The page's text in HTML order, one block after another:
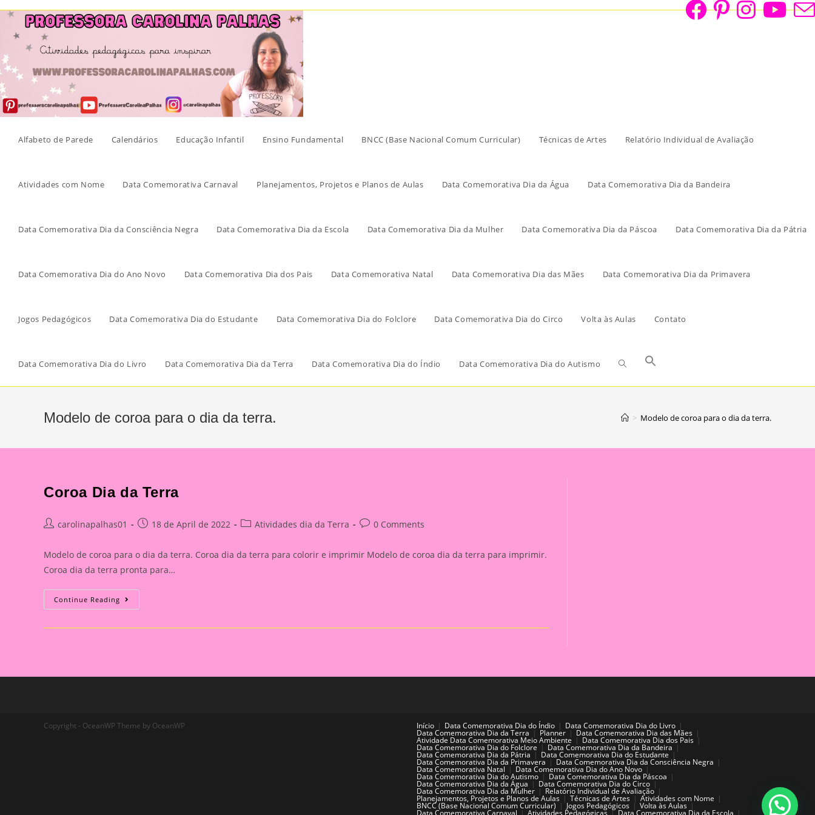
Skip
content
Alfabeto de Parede Calendários Educação Infantil Ensino Fundamental BNCC (Base Nacional Comum Curricular) Técnicas de Artes Relatório Individual de Avaliação
Atividades com Nome Data Comemorativa Carnaval Planejamentos, Projetos e Planos de Aulas Data Comemorativa Dia da Água Data Comemorativa Dia da Bandeira
Data Comemorativa Dia da Consciência Negra Data Comemorativa Dia da Escola Data Comemorativa Dia da Mulher Data Comemorativa Dia da Páscoa Data Comemorativa Dia da Pátria
Data Comemorativa Dia do Ano Novo Data Comemorativa Dia dos Pais Data Comemorativa Natal Data Comemorativa Dia das Mães Data Comemorativa Dia da Primavera
Jogos Pedagógicos Data Comemorativa Dia do Estudante Data Comemorativa Dia do Folclore Data Comemorativa Dia do Circo Volta às Aulas Contato
Data Comemorativa Dia do Livro Data Comemorativa Dia da Terra Data Comemorativa Dia do Índio Data Comemorativa Dia do Autismo
Modelo de coroa para o dia da terra. > Modelo de coroa para o dia da terra.
Coroa Dia da Terra
Postcarolinapalhas01
Post18 de April de 2022
PostAtividades dia da Terra
Post0 Comments
Modelo de coroa para o dia da terra. Coroa dia da terra para colorir e imprimir Modelo de coroa dia da terra para imprimir.
Coroa dia da terra pronta para…
Continue Reading Coroa
Dia
Terra
Início Data Comemorativa Dia do Índio Data Comemorativa Dia do Livro
Data Comemorativa Dia da Terra Planner Data Comemorativa Dia das Mães
Atividade Data Comemorativa Meio Ambiente Data Comemorativa Dia dos Pais
Data Comemorativa Dia do Folclore Data Comemorativa Dia da Bandeira
Data Comemorativa Dia da Pátria Data Comemorativa Dia do Estudante
Data Comemorativa Dia da Primavera Data Comemorativa Dia da Consciência Negra
Data Comemorativa Natal Data Comemorativa Dia do Ano Novo
Data Comemorativa Dia do Autismo Data Comemorativa Dia da Páscoa
Data Comemorativa Dia da Água Data Comemorativa Dia do Circo
Data Comemorativa Dia da Mulher Relatório Individual de Avaliação
Planejamentos, Projetos e Planos de Aulas Técnicas de Artes Atividades com Nome
BNCC (Base Nacional Comum Curricular) Jogos Pedagógicos Volta às Aulas
Data Comemorativa Carnaval Atividades Pedagógicas Data Comemorativa Dia da Escola
Copyright - OceanWP Theme by OceanWP